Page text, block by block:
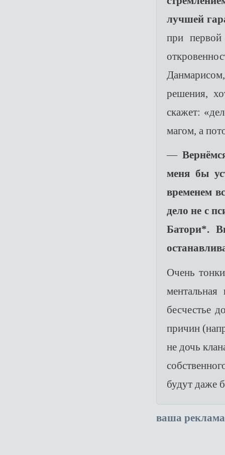
лучшей
при
решения,
скажет:
магом, а
—
меня бы
временем
дело не с
Батори*.
Очень
бесчестье
причин
не дочь
будут даже
ваша реклама